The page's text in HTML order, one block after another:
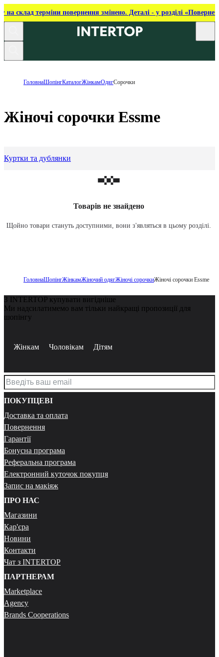
на склад терміни повернення змінено. Деталі - у розділі
ГоловнаШопінгКаталогЖінкамОдягСорочки
Жіночі сорочки Essme
Куртки та дублянки
Товарів не знайдено
Щойно товари стануть доступними, вони з'являться в цьому розділі.
ГоловнаШопінгЖінкамЖіночий одягЖіночі сорочкиЖіночі сорочки Essme
З INTERTOP купувати вигідніше
Ми надсилатимемо вам тільки найкращі пропозиції для
шопінгу
Жінкам Чоловікам Дітям
ПОКУПЦЕВІ
Доставка та оплата
Повернення
Гарантії
Бонусна програма
Реферальна програма
Електронний куточок покупця
Запис на макіяж
ПРО НАС
Магазини
Кар'єра
Новини
Контакти
Чат з INTERTOP
ПАРТНЕРАМ
Marketplace
Agency
Brands Cooperations